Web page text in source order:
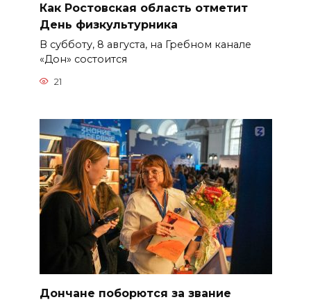
Как Ростовская область отметит
День физкультурника
В субботу, 8 августа, на Гребном канале
«Дон» состоится
21
Дончане поборются за звание